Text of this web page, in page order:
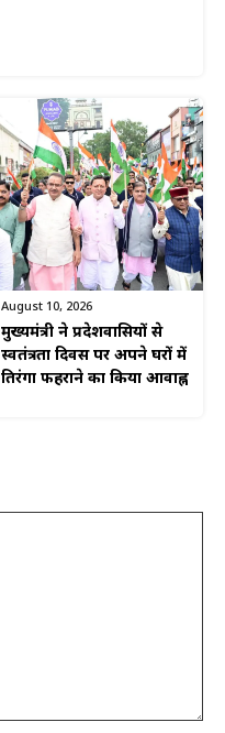
August 10, 2026
मुख्यमंत्री ने प्रदेशवासियों से
स्वतंत्रता दिवस पर अपने घरों में
तिरंगा फहराने का किया आवाह्न